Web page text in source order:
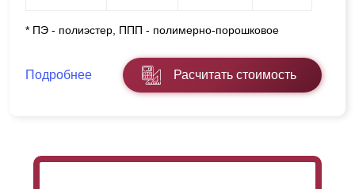
* ПЭ - полиэстер, ППП - полимерно-порошковое
Подробнее Расчитать стоимость